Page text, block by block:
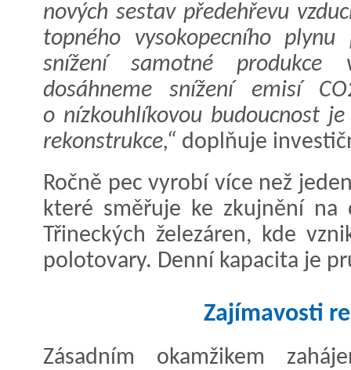
nových sestav předehřevu
topného vysokopecního
snížení samotné produkce
dosáhneme snížení emisí
o nízkouhlíkovou budoucnost
rekonstrukce,“ doplňuje
Ročně pec vyrobí více než
které směřuje ke zkujnění na
Třineckých železáren, kde
polotovary. Denní kapacita je
Zajímavosti
Zásadním okamžikem